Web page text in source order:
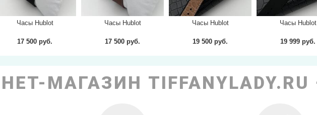
Часы Hublot
17 500 руб.
Часы Hublot
17 500 руб.
Часы Hublot
19 500 руб.
Часы Hublot
19 999 руб.
МАГАЗИН TIFFANYLADY.RU